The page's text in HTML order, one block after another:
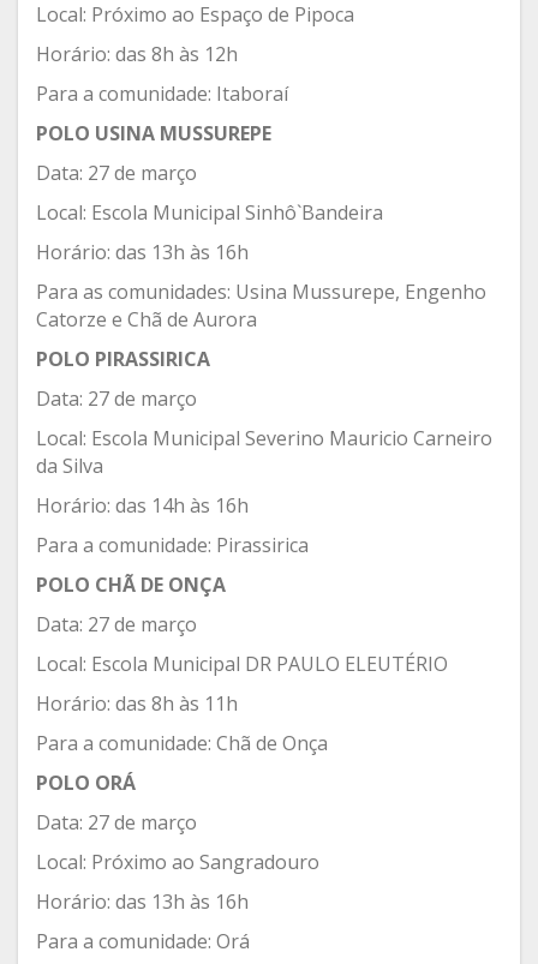
Local: Próximo ao Espaço de Pipoca
Horário: das 8h às 12h
Para a comunidade: Itaboraí
POLO USINA MUSSUREPE
Data: 27 de março
Local: Escola Municipal Sinhô`Bandeira
Horário: das 13h às 16h
Para as comunidades: Usina Mussurepe, Engenho
Catorze e Chã de Aurora
POLO PIRASSIRICA
Data: 27 de março
Local: Escola Municipal Severino Mauricio Carneiro
da Silva
Horário: das 14h às 16h
Para a comunidade: Pirassirica
POLO CHÃ DE ONÇA
Data: 27 de março
Local: Escola Municipal DR PAULO ELEUTÉRIO
Horário: das 8h às 11h
Para a comunidade: Chã de Onça
POLO ORÁ
Data: 27 de março
Local: Próximo ao Sangradouro
Horário: das 13h às 16h
Para a comunidade: Orá